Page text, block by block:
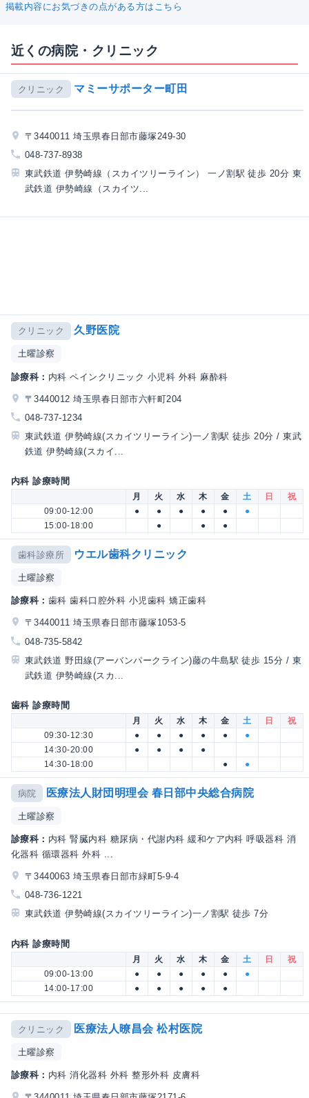
掲載内容にお気づきの点がある方はこちら
近くの病院・クリニック
クリニック マミーサポーター町田
〒3440011 埼玉県春日部市藤塚249-30
048-737-8938
東武鉄道 伊勢崎線（スカイツリーライン） 一ノ割駅 徒歩 20分 東
武鉄道 伊勢崎線（スカイツ...
クリニック 久野医院
土曜診察
診療科： 内科 ペインクリニック 小児科 外科 麻酔科
〒3440012 埼玉県春日部市六軒町204
048-737-1234
東武鉄道 伊勢崎線(スカイツリーライン)一ノ割駅 徒歩 20分 / 東武
鉄道 伊勢崎線(スカイ...
内科 診療時間
月 火 水 木 金 土 日
祝
09:00-12:00
● ● ● ● ●
●
15:00-18:00
● ● ●
歯科診療所 ウエル歯科クリニック
土曜診察
診療科： 歯科 歯科口腔外科 小児歯科 矯正歯科
〒3440011 埼玉県春日部市藤塚1053-5
048-735-5842
東武鉄道 野田線(アーバンパークライン)藤の牛島駅 徒歩 15分 / 東
武鉄道 伊勢崎線(スカ...
歯科 診療時間
月 火 水 木 金 土 日
祝
09:30-12:30
● ● ● ● ●
●
14:30-20:00
● ● ●
●
14:30-18:00
● ●
病院 医療法人財団明理会 春日部中央総合病院
土曜診察
診療科： 内科 腎臓内科 糖尿病・代謝内科 緩和ケア内科 呼吸器科 消
化器科 循環器科 外科 ...
〒3440063 埼玉県春日部市緑町5-9-4
048-736-1221
東武鉄道 伊勢崎線(スカイツリーライン)一ノ割駅 徒歩 7分
内科 診療時間
月 火 水 木 金 土 日
祝
09:00-13:00
● ● ● ● ●
●
14:00-17:00
● ● ● ● ●
クリニック 医療法人暸昌会 松村医院
土曜診察
診療科： 内科 消化器科 外科 整形外科 皮膚科